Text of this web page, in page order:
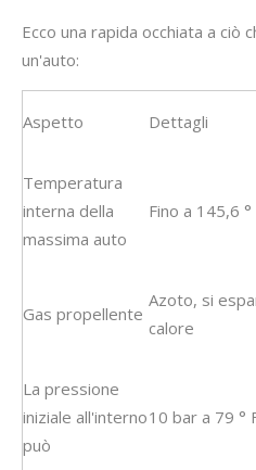
Ecco una rapida occhiata a ciò
un'auto:
Aspetto Dettagli
Temperatura
interna della
massima auto
Fino a 145,6
Gas propellente
Azoto, si
calore
La pressione
iniziale all'interno
può
10 bar a 79 °